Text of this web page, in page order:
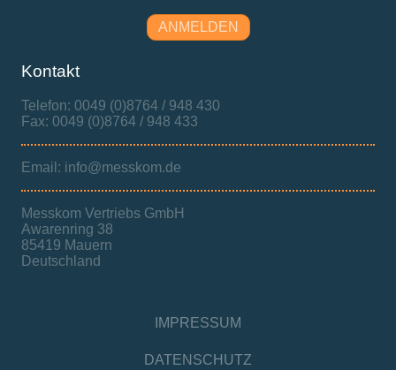
ANMELDEN
Kontakt
Telefon: 0049 (0)8764 / 948 430
Fax: 0049 (0)8764 / 948 433
Email: info@messkom.de
Messkom Vertriebs GmbH
Awarenring 38
85419 Mauern
Deutschland
IMPRESSUM
DATENSCHUTZ